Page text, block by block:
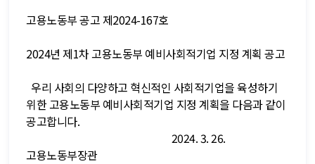
고용노동부 공고 제2024-167호
2024년 제1차 고용노동부 예비사회적기업 지정 계획 공고
우리 사회의 다양하고 혁신적인 사회적기업을 육성하기
위한 고용노동부 예비사회적기업 지정 계획을 다음과 같이
공고합니다.
2024. 3. 26.
고용노동부장관